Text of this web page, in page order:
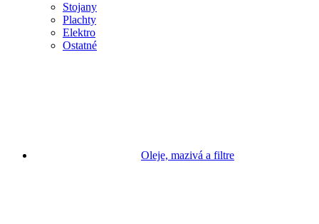
Stojany
Plachty
Elektro
Ostatné
Oleje, mazivá a filtre